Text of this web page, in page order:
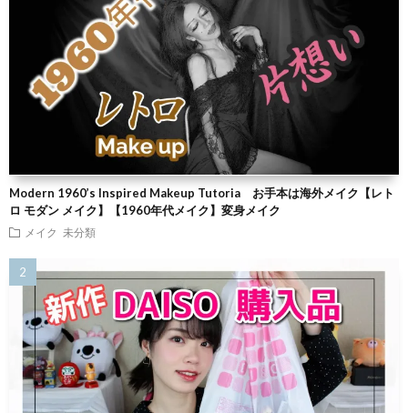
Modern 1960’s Inspired Makeup Tutoria お手本は海外メイク【レト
ロ モダン メイク】【1960年代メイク】変身メイク
メイク 未分類